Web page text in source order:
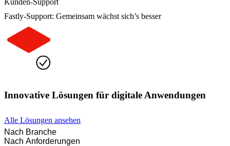
Kunden-Support
Fastly-Support: Gemeinsam wächst sich’s besser
Innovative Lösungen für digitale Anwendungen
Alle Lösungen ansehen
Nach Branche
Nach Anforderungen